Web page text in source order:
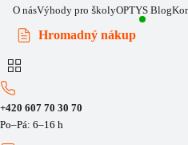
O násVýhody pro školyOPTYS Blog
Hromadný nákup
+420 607 70 30 70
Po–Pá: 6–16 h